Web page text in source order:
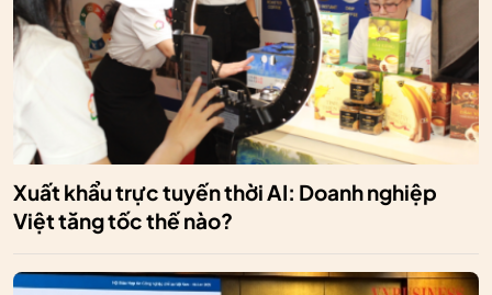
Xuất khẩu trực tuyến thời AI: Doanh nghiệp
Việt tăng tốc thế nào?